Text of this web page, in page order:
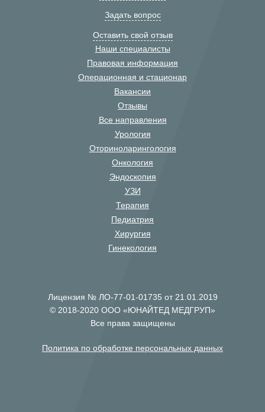
Задать вопрос
Оставить свой отзыв
Наши специалисты
Правовая информация
Операционная и стационар
Вакансии
Отзывы
Все направления
Урология
Оториноларингология
Онкология
Эндоскопия
УЗИ
Терапия
Педиатрия
Хирургия
Гинекология
Лицензия № ЛО-77-01-01735 от 21.01.2019
© 2018-2020 ООО «ЮНАЙТЕД МЕДГРУП»
Все права защищены
Политика по обработке персональных данных